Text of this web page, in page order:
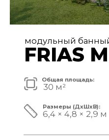
модульный банный комплекс